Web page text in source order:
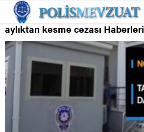
aylıktan kesme cezası Haberleri